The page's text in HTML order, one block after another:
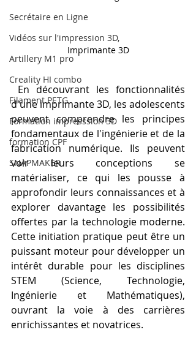
Secrétaire en Ligne
Vidéos sur l'impression 3D,
Artillery M1 pro
Creality HI combo
Filament PETG
Formation impresssion 3D
formation CPF
SNAPMAKER
Imprimante 3D
d'une imprimante 3D, les adolescents
peuvent comprendre les principes
fondamentaux de l'ingénierie et de la
fabrication numérique. Ils peuvent
voir leurs conceptions se
matérialiser, ce qui les pousse à
approfondir leurs connaissances et à
explorer davantage les possibilités
offertes par la technologie moderne.
Cette initiation pratique peut être un
puissant moteur pour développer un
intérêt durable pour les disciplines
STEM (Science, Technologie,
Ingénierie et Mathématiques),
ouvrant la voie à des carrières
enrichissantes et novatrices.